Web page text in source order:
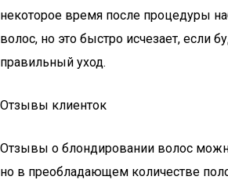
некоторое время после процедуры
волос, но это быстро исчезает, если
правильный уход.
Отзывы клиенток
Отзывы о блондировании волос
но в преобладающем количестве